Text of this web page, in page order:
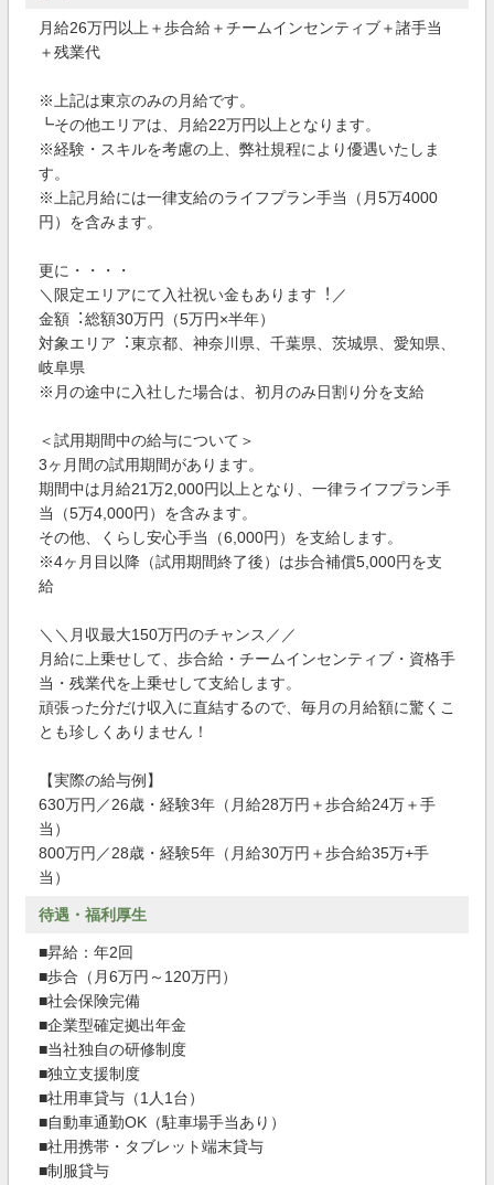
月給26万円以上＋歩合給＋チームインセンティブ＋諸手当
＋残業代
※上記は東京のみの月給です。
┗その他エリアは、月給22万円以上となります。
※経験・スキルを考慮の上、弊社規程により優遇いたしま
す。
※上記月給には一律支給のライフプラン手当（月5万4000
円）を含みます。
更に・・・・
＼限定エリアにて⼊社祝い⾦もあります︕／
⾦額︓総額30万円（5万円×半年）
対象エリア︓東京都、神奈川県、千葉県、茨城県、愛知県、
岐⾩県
※⽉の途中に⼊社した場合は、初⽉のみ⽇割り分を⽀給
＜試用期間中の給与について＞
3ヶ月間の試用期間があります。
期間中は月給21万2,000円以上となり、一律ライフプラン手
当（5万4,000円）を含みます。
その他、くらし安心手当（6,000円）を支給します。
※4ヶ月目以降（試用期間終了後）は歩合補償5,000円を支
給
＼＼月収最大150万円のチャンス／／
月給に上乗せして、歩合給・チームインセンティブ・資格手
当・残業代を上乗せして支給します。
頑張った分だけ収入に直結するので、毎月の月給額に驚くこ
とも珍しくありません！
【実際の給与例】
630万円／26歳・経験3年（⽉給28万円＋歩合給24万＋⼿
当）
800万円／28歳・経験5年（⽉給30万円＋歩合給35万+⼿
当）
待遇・福利厚生
■昇給：年2回
■歩合（月6万円～120万円）
■社会保険完備
■企業型確定拠出年金
■当社独自の研修制度
■独立支援制度
■社用車貸与（1人1台）
■自動車通勤OK（駐車場手当あり）
■社用携帯・タブレット端末貸与
■制服貸与